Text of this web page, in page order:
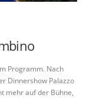
Programm. Nach
Dinnershow Palazzo
mehr auf der Bühne,